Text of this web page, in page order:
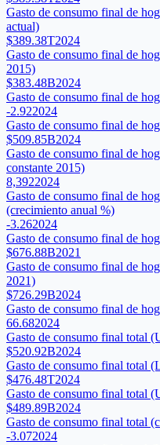
Gasto de consumo final de
actual)
$389.38T2024
Gasto de consumo final de
2015)
$383.48B2024
Gasto de consumo final de
-2.922024
Gasto de consumo final de
$509.85B2024
Gasto de consumo final de
constante 2015)
8,3922024
Gasto de consumo final de
(crecimiento anual %)
-3.262024
Gasto de consumo final de
$676.88B2021
Gasto de consumo final de
2021)
$726.29B2024
Gasto de consumo final de
66.682024
Gasto de consumo final total
$520.92B2024
Gasto de consumo final total
$476.48T2024
Gasto de consumo final total
$489.89B2024
Gasto de consumo final total
-3.072024